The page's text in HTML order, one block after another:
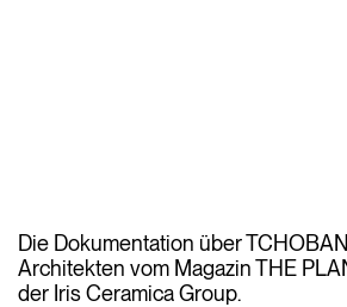
Die Dokumentation über
Architekten vom Magazin THE
der Iris Ceramica Group.